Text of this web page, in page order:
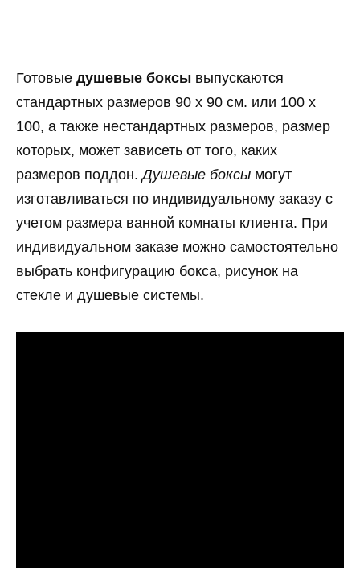
Готовые душевые боксы выпускаются
стандартных размеров 90 х 90 см. или 100 х
100, а также нестандартных размеров, размер
которых, может зависеть от того, каких
размеров поддон.Душевые боксы могут
изготавливаться по индивидуальному заказу с
учетом размера ванной комнаты клиента. При
индивидуальном заказе можно самостоятельно
выбрать конфигурацию бокса, рисунок на
стекле и душевые системы.